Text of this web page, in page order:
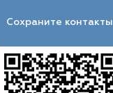
Сохраните контакты